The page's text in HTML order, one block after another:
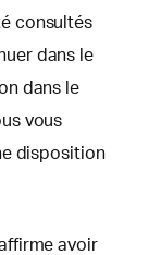
consultés
dans le
dans le
vous
disposition
avoir